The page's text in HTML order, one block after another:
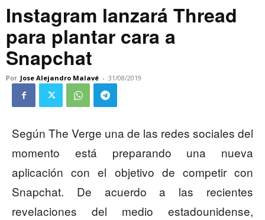
Instagram lanzará Thread
para plantar cara a
Snapchat
Por Jose Alejandro Malavé - 31/08/2019
Según The Verge una de las redes sociales del
momento está preparando una nueva
aplicación con el objetivo de competir con
Snapchat. De acuerdo a las recientes
revelaciones del medio estadounidense,